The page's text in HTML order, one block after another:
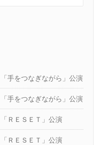
手をつなぎながら」公演
手をつなぎながら」公演
ＲＥＳＥＴ」公演
ＲＥＳＥＴ」公演